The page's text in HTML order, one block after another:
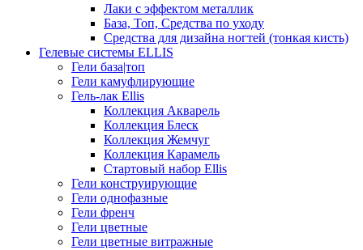
Лаки с эффектом металлик
База, Топ, Средства по уходу
Средства для дизайна ногтей (тонкая кисть)
Гелевые системы ELLIS
Гели база|топ
Гели камуфлирующие
Гель-лак Ellis
Коллекция Акварель
Коллекция Блеск
Коллекция Жемчуг
Коллекция Карамель
Стартовый набор Ellis
Гели конструирующие
Гели однофазные
Гели френч
Гели цветные
Гели цветные витражные